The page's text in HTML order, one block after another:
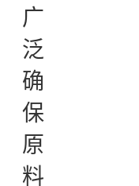
广
泛，
确
保
原
料